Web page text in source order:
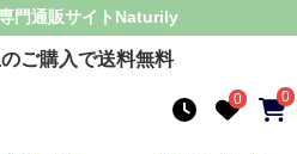
門通販サイト Naturily
ご購入で送料無料
0 0